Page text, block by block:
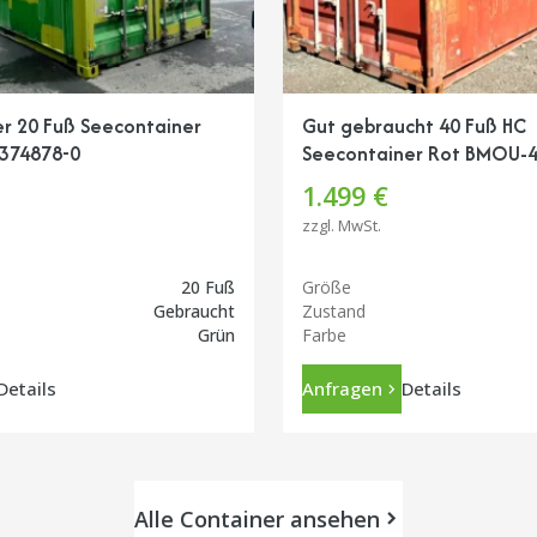
20 Fuß Seecontainer
0
20 Fuß
Gebraucht
Grün
Gut gebraucht 40 Fuß HC
Seecontainer Rot BMOU-
1.499 €
zzgl. MwSt.
Größe
Zustand
Farbe
Anfragen Details
Alle Container ansehen